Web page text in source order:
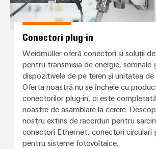
Conectori plug-in
Weidmüller oferă conectori și soluții
pentru transmisia de energie, semnale
dispozitivele de pe teren și unitatea
Oferta noastră nu se încheie cu
conectorilor plug-in, ci este
noastre de asamblare la cerere.
nostru extins de racorduri pentru
conectori Ethernet, conectori circulari
pentru sisteme fotovoltaice.